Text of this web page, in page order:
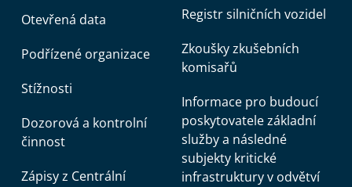
Otevřená data
Podřízené organizace
Stížnosti
Dozorová a kontrolní
činnost
Zápisy z Centrální
Registr silničních vozidel
Zkoušky zkušebních
komisařů
Informace pro budoucí
poskytovatele základní
služby a následné
subjekty kritické
infrastruktury v odvětví